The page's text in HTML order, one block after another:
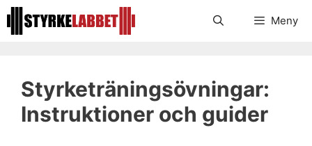
Hoppa
till
Meny
Styrketräningsövningar:
Instruktioner och guider